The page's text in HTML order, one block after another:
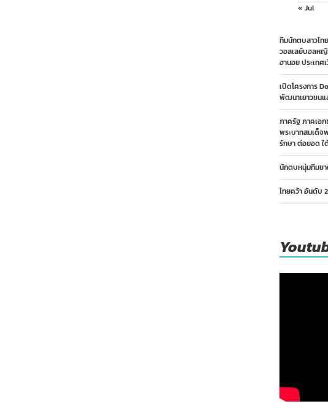
« Jul
ทีมนักตบสาวไท
วอลเลย์บอลหญิ
ฮานอย ประเทศ
เปิดโครงการ
พัฒนาเยาวชนแ
ภาครัฐ ภาคเอ
พระบาทสมเด็จ
รักษา ต่อยอด ใ
นักตบหนุ่มทีมชา
ไทยคว้า อันดับ